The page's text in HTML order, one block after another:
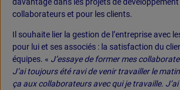
collaborateurs et pour les clients.
Il souhaite lier la gestion de l’entreprise avec
pour lui et ses associés : la satisfaction du
équipes. « J’essaye de former mes
J’ai toujours été ravi de venir travailler le
ça aux collaborateurs avec qui je travaille.